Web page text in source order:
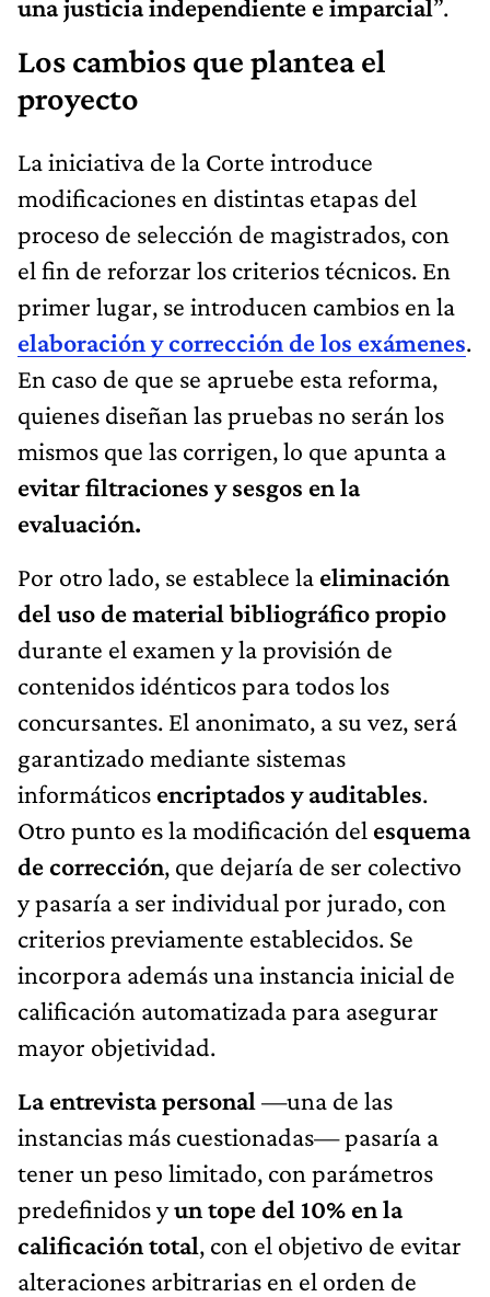
una justicia independiente e imparcial”.
Los cambios que plantea el
proyecto
La iniciativa de la Corte introduce
modificaciones en distintas etapas del
proceso de selección de magistrados, con
el fin de reforzar los criterios técnicos. En
primer lugar, se introducen cambios en la
elaboración y corrección de los exámenes.
En caso de que se apruebe esta reforma,
quienes diseñan las pruebas no serán los
mismos que las corrigen, lo que apunta a
evitar filtraciones y sesgos en la
evaluación.
Por otro lado, se establece la eliminación
del uso de material bibliográfico propio
durante el examen y la provisión de
contenidos idénticos para todos los
concursantes. El anonimato, a su vez, será
garantizado mediante sistemas
informáticos encriptados y auditables.
Otro punto es la modificación del esquema
de corrección, que dejaría de ser colectivo
y pasaría a ser individual por jurado, con
criterios previamente establecidos. Se
incorpora además una instancia inicial de
calificación automatizada para asegurar
mayor objetividad.
La entrevista personal —una de las
instancias más cuestionadas— pasaría a
tener un peso limitado, con parámetros
predefinidos yun tope del 10% en la
calificación total, con el objetivo de evitar
alteraciones arbitrarias en el orden de